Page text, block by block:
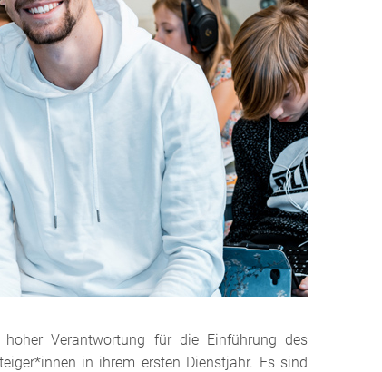
Verantwortung für die Einführung des
in ihrem ersten Dienstjahr. Es sind